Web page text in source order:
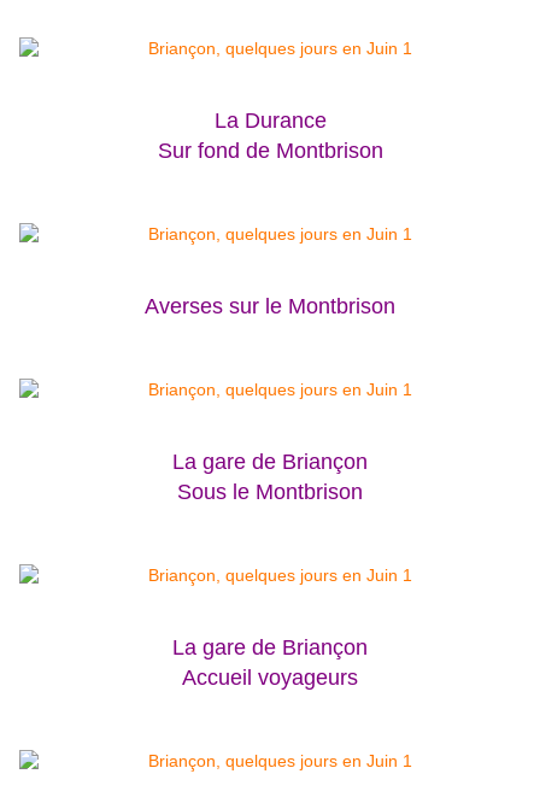
La Durance
Sur fond de Montbrison
Averses sur le Montbrison
La gare de Briançon
Sous le Montbrison
La gare de Briançon
Accueil voyageurs